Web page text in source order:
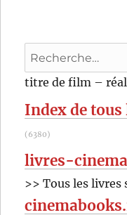
Recherche
pour
:
titre de film –
Index de
(6380)
livres-
>> Tous les livres